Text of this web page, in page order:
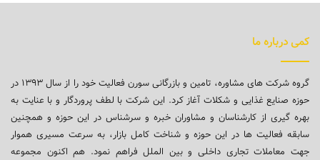
کمی درباره ما
گروه شرکت های مشاوره، تامین و بازرگانی سورن فعالیت خود را از سال ۱۳۹۳ در
حوزه صنایع غذایی و شکلات آغاز کرد. این شرکت با لطف پروردگار و با عنایت به
بهره گیری از کارشناسان و مشاوران خبره و سرشناس در این حوزه و همچنین
سابقه فعالیت ها در این حوزه و شناخت کامل بازار، به سرعت مسیری هموار
جهت معاملات تجاری داخلی و بین الملل فراهم نمود. هم اکنون مجموعه